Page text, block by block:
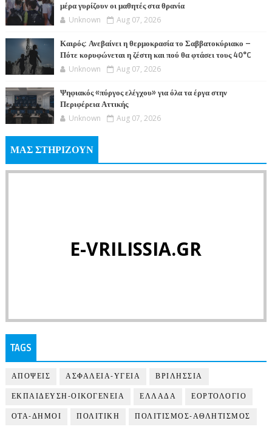
μέρα γυρίζουν οι μαθητές στα θρανία
Unknown Aug 07, 2026
Καιρός: Ανεβαίνει η θερμοκρασία το Σαββατοκύριακο –
Πότε κορυφώνεται η ζέστη και πού θα φτάσει τους 40°C
Unknown Aug 07, 2026
Ψηφιακός «πύργος ελέγχου» για όλα τα έργα στην
Περιφέρεια Αττικής
Unknown Aug 07, 2026
ΜΑΣ ΣΤΗΡΙΖΟΥΝ
E-VRILISSIA.GR
TAGS
ΑΠΟΨΕΙΣ ΑΣΦΑΛΕΙΑ-ΥΓΕΙΑ ΒΡΙΛΗΣΣΙΑ
ΕΚΠΑΙΔΕΥΣΗ-ΟΙΚΟΓΕΝΕΙΑ ΕΛΛΑΔΑ ΕΟΡΤΟΛΟΓΙΟ
ΟΤΑ-ΔΗΜΟΙ ΠΟΛΙΤΙΚΗ ΠΟΛΙΤΙΣΜΟΣ-ΑΘΛΗΤΙΣΜΟΣ